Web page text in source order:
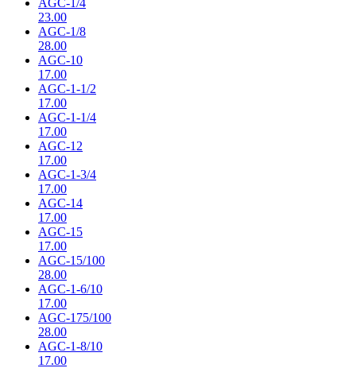
23.00
AGC-1/8
28.00
AGC-10
17.00
AGC-1-1/2
17.00
AGC-1-1/4
17.00
AGC-12
17.00
AGC-1-3/4
17.00
AGC-14
17.00
AGC-15
17.00
AGC-15/100
28.00
AGC-1-6/10
17.00
AGC-175/100
28.00
AGC-1-8/10
17.00